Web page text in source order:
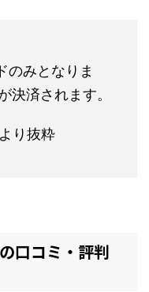
のみとなりま
決済されます。
より抜粋
口コミ・評判